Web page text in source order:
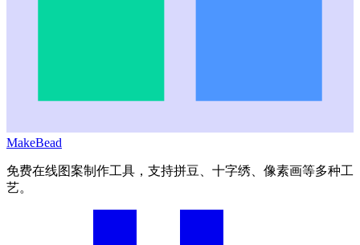
MakeBead
免费在线图案制作工具，支持拼豆、十字绣、像素画等多种工
艺。